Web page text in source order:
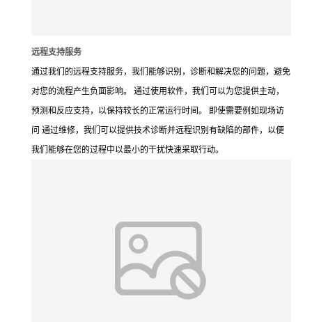
远程支持服务
通过我们的远程支持服务，我们能够识别，诊断和解决您的问题，避免
对您的流程产生负面影响。 通过使用软件，我们可以为您提供主动，
预测和反应支持，以保持较长的正常运行时间。 即使需要例如现场访
问 通过维修，我们可以提供技术诊断并远程识别有缺陷的部件，以便
我们能够在您的过程中以最小的干扰快速采取行动。